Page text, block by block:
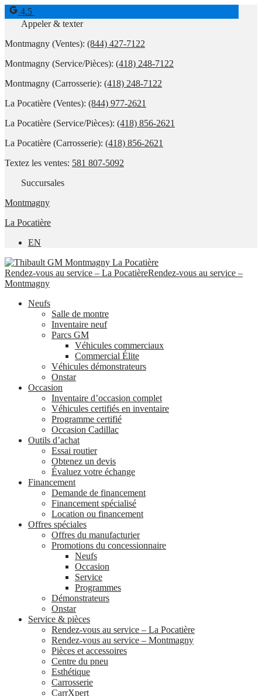
4.5
Appeler & texter
Montmagny (Ventes): (844) 427-7122
Montmagny (Service/Pièces): (418) 248-7122
Montmagny (Carrosserie): (418) 248-7122
La Pocatière (Ventes): (844) 977-2621
La Pocatière (Service/Pièces): (418) 856-2621
La Pocatière (Carrosserie): (418) 856-2621
Textez les ventes: 581 807-5092
Succursales
Montmagny
La Pocatière
EN
Rendez-vous au service – La PocatièreRendez-vous au service –
Montmagny
Neufs
Salle de montre
Inventaire neuf
Parcs GM
Véhicules commerciaux
Commercial Élite
Véhicules démonstrateurs
Onstar
Occasion
Inventaire d’occasion complet
Véhicules certifiés en inventaire
Programme certifié
Occasion Cadillac
Outils d’achat
Essai routier
Obtenez un devis
Évaluez votre échange
Financement
Demande de financement
Financement spécialisé
Location ou financement
Offres spéciales
Offres du manufacturier
Promotions du concessionnaire
Neufs
Occasion
Service
Programmes
Démonstrateurs
Onstar
Service & pièces
Rendez-vous au service – La Pocatière
Rendez-vous au service – Montmagny
Pièces et accessoires
Centre du pneu
Esthétique
Carrosserie
CarrXpert